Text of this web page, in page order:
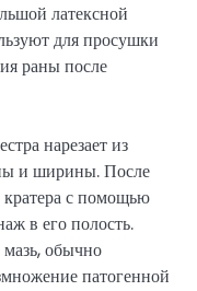
латексной
для просушки
раны после
нарезает из
и ширины. После
кратера с помощью
в его полость.
обычно
патогенной